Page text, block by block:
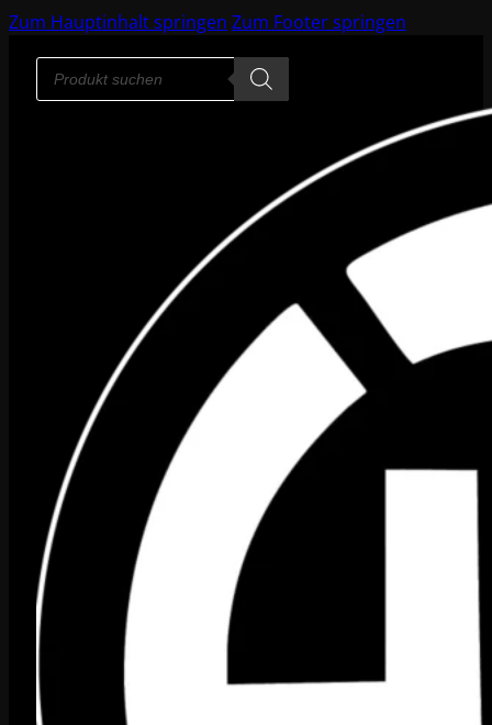
Zum Hauptinhalt springen Zum Footer springen
Products
search